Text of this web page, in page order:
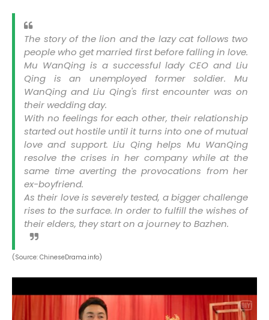
The story of the lion and the lazy cat follows two
people who get married first before falling in love.
Mu WanQing is a successful lady CEO and Liu
Qing is an unemployed former soldier. Mu
WanQing and Liu Qing's first encounter was on
their wedding day.
With no feelings for each other, their relationship
started out hostile until it turns into one of mutual
love and support. Liu Qing helps Mu WanQing
resolve the crises in her company while at the
same time averting the provocations from her
ex-boyfriend.
As their love is severely tested, a bigger challenge
rises to the surface. In order to fulfill the wishes of
their elders, they start on a journey to Bazhen.
(Source: ChineseDrama.info)